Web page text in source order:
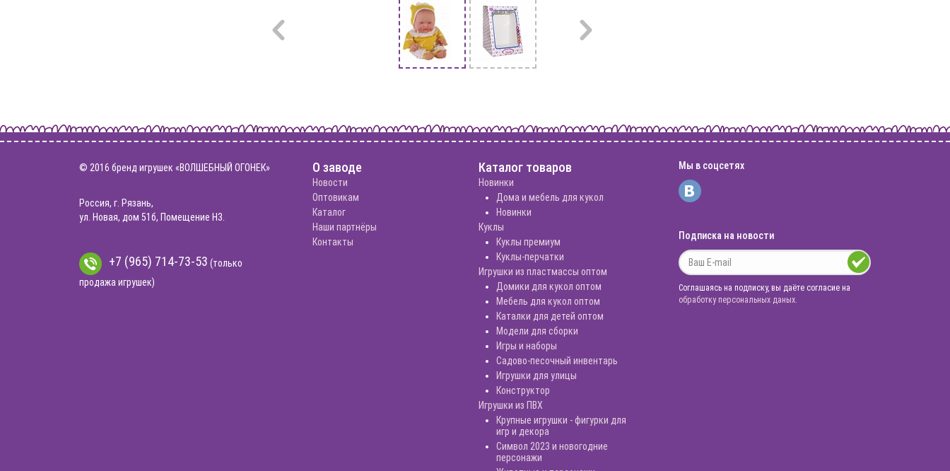
© 2016 бренд игрушек «ВОЛШЕБНЫЙ ОГОНЕК»
Россия, г. Рязань,
ул. Новая, дом 51б, Помещение Н3.
+7 (965) 714-73-53 (только
продажа игрушек)
Мы в соцсетях
Подписка на новости
Соглашаясь на подписку, вы даёте согласие на
обработку персональных даных.
О заводе
Новости
Оптовикам
Каталог
Наши партнёры
Контакты
Каталог товаров
Новинки
Дома и мебель для кукол
Новинки
Куклы
Куклы премиум
Куклы-перчатки
Игрушки из пластмассы оптом
Домики для кукол оптом
Мебель для кукол оптом
Каталки для детей оптом
Модели для сборки
Игры и наборы
Садово-песочный инвентарь
Игрушки для улицы
Конструктор
Игрушки из ПВХ
Крупные игрушки - фигурки для
игр и декора
Символ 2023 и новогодние
персонажи